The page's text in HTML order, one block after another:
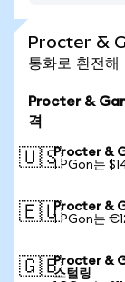
Procter &
통화로 환전해
Procter &
격
🇺🇸Procter &
1 PGon는
🇪🇺Procter &
1 PGon는
🇬🇧Procter &
스털링